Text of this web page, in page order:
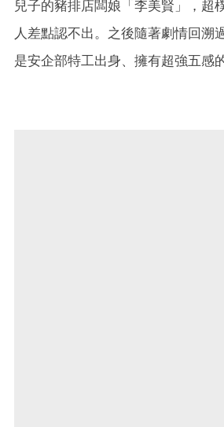
兒子的豬排店闆娘「李美賢」，超
人差點認不出。之後隨著劇情回溯
是安企部特工出身、擁有超強五感